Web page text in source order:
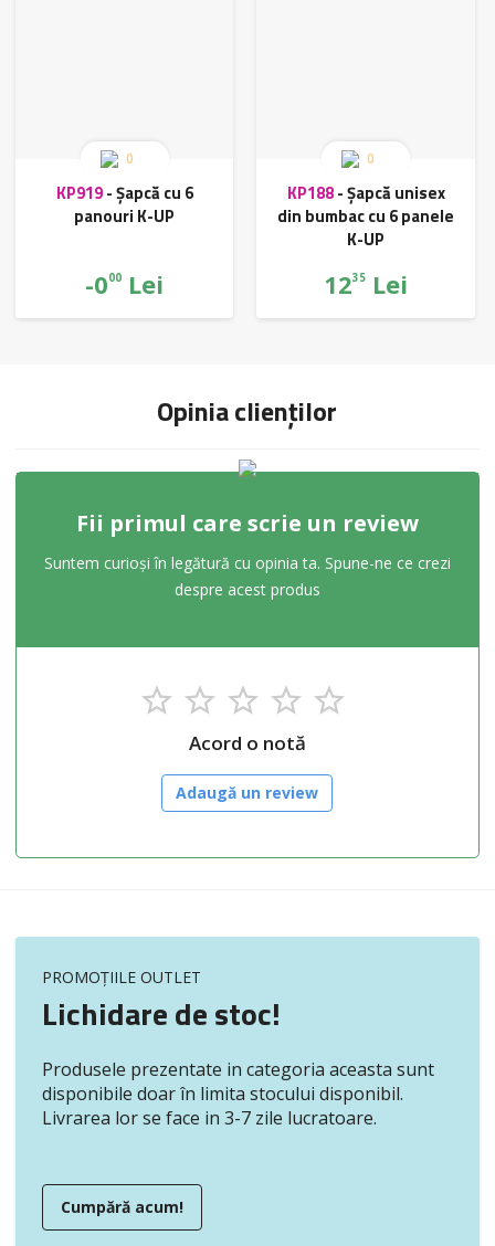
0
KP919-Șapcă cu 6
panouri K-UP
-000 Lei
0
KP188-Șapcă unisex
din bumbac cu 6 panele
K-UP
1235 Lei
Opinia clienților
Fii primul care scrie un review
Suntem curioși în legătură cu opinia ta. Spune-ne ce crezi
despre acest produs
Acord o notă
Adaugă un review
PROMOȚIILE OUTLET
Lichidare de stoc!
Produsele prezentate in categoria aceasta sunt
disponibile doar în limita stocului disponibil.
Livrarea lor se face in 3-7 zile lucratoare.
Cumpără acum!